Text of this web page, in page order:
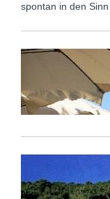
spontan in den Sinn